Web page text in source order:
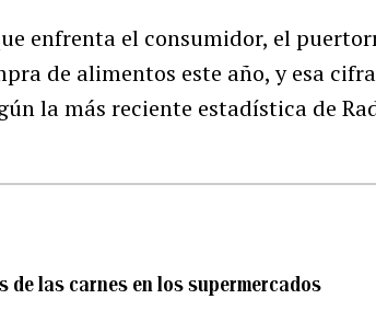
enfrenta el consumidor, el
de alimentos este año, y esa
la más reciente estadística de
de las carnes en los supermercados